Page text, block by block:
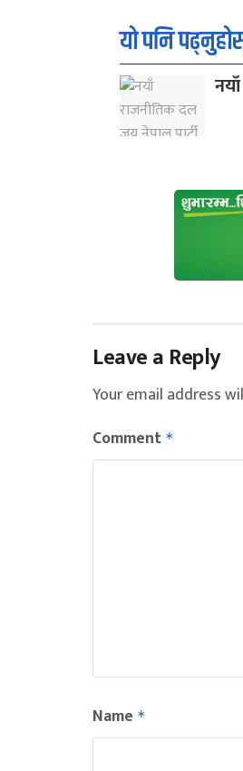
यो पनि
Leave a Reply
Your email address
Comment *
Name *